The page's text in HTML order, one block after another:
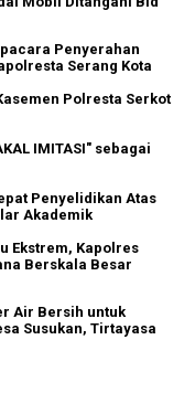
Penyerahan
Serang Kota
Polresta Serkot
IMITASI" sebagai
Penyelidikan Atas
Akademik
Ekstrem, Kapolres
Berskala Besar
Air Bersih untuk
Susukan, Tirtayasa